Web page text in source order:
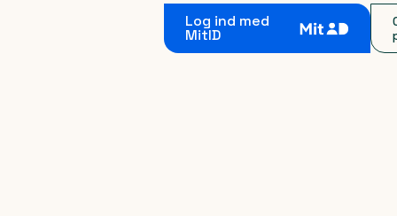
Log ind med
MitID